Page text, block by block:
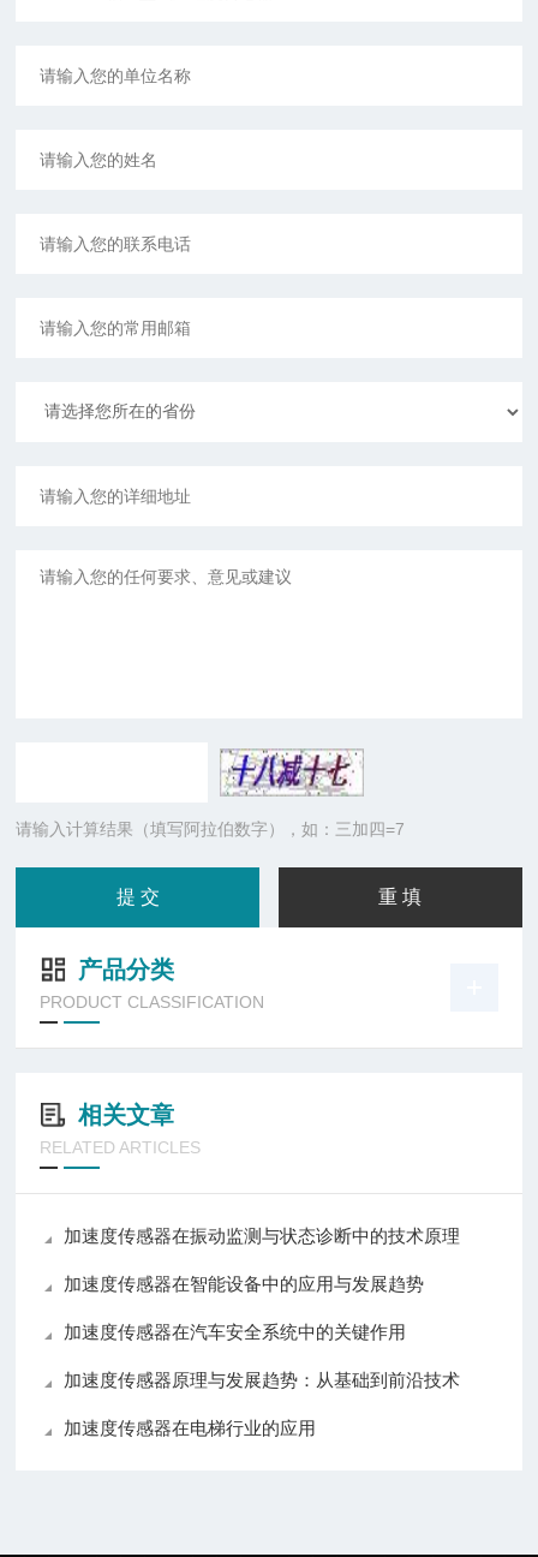
请输入计算结果（填写阿拉伯数字），如：三加四=7
产品分类
PRODUCT CLASSIFICATION
相关文章
RELATED ARTICLES
加速度传感器在振动监测与状态诊断中的技术原理
加速度传感器在智能设备中的应用与发展趋势
加速度传感器在汽车安全系统中的关键作用
加速度传感器原理与发展趋势：从基础到前沿技术
加速度传感器在电梯行业的应用